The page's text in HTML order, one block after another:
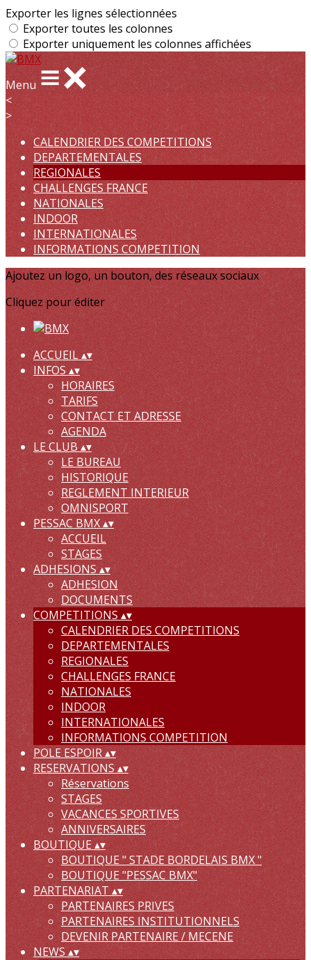
Exporter les lignes sélectionnées
Exporter toutes les colonnes
Exporter uniquement les colonnes affichées
Menu
<
>
CALENDRIER DES COMPETITIONS
DEPARTEMENTALES
REGIONALES
CHALLENGES FRANCE
NATIONALES
INDOOR
INTERNATIONALES
INFORMATIONS COMPETITION
Ajoutez un logo, un bouton, des réseaux sociaux
Cliquez pour éditer
ACCUEIL▴▾
INFOS▴▾
HORAIRES
TARIFS
CONTACT ET ADRESSE
AGENDA
LE CLUB▴▾
LE BUREAU
HISTORIQUE
REGLEMENT INTERIEUR
OMNISPORT
PESSAC BMX▴▾
ACCUEIL
STAGES
ADHESIONS▴▾
ADHESION
DOCUMENTS
COMPETITIONS ▴▾
CALENDRIER DES COMPETITIONS
DEPARTEMENTALES
REGIONALES
CHALLENGES FRANCE
NATIONALES
INDOOR
INTERNATIONALES
INFORMATIONS COMPETITION
POLE ESPOIR▴▾
RESERVATIONS▴▾
Réservations
STAGES
VACANCES SPORTIVES
ANNIVERSAIRES
BOUTIQUE▴▾
BOUTIQUE " STADE BORDELAIS BMX "
BOUTIQUE "PESSAC BMX"
PARTENARIAT▴▾
PARTENAIRES PRIVES
PARTENAIRES INSTITUTIONNELS
DEVENIR PARTENAIRE / MECENE
NEWS▴▾